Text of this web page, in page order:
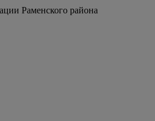
Раменского района